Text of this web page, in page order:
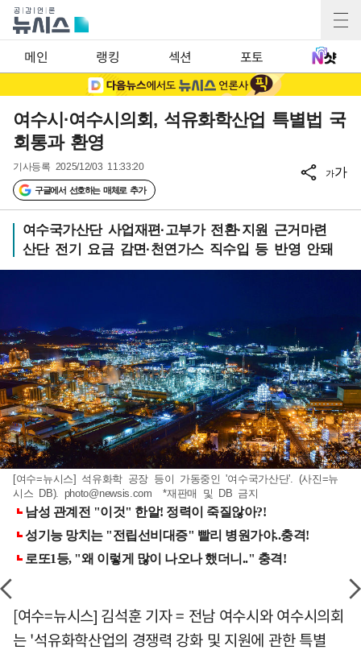
메인 랭킹 섹션 포토
여수시·여수시의회, 석유화학산업 특별법 국
회통과 환영
기사등록 2025/12/03 11:33:20
구글에서 선호하는 매체로 추가
가가
여수국가산단 사업재편·고부가 전환·지원 근거마련
산단 전기 요금 감면·천연가스 직수입 등 반영 안돼
[여수=뉴시스] 석유화학 공장 등이 가동중인 '여수국가산단'. (사진=뉴
시스 DB). photo@newsis.com *재판매 및 DB 금지
[여수=뉴시스] 김석훈 기자 = 전남 여수시와 여수시의회
는 '석유화학산업의 경쟁력 강화 및 지원에 관한 특별